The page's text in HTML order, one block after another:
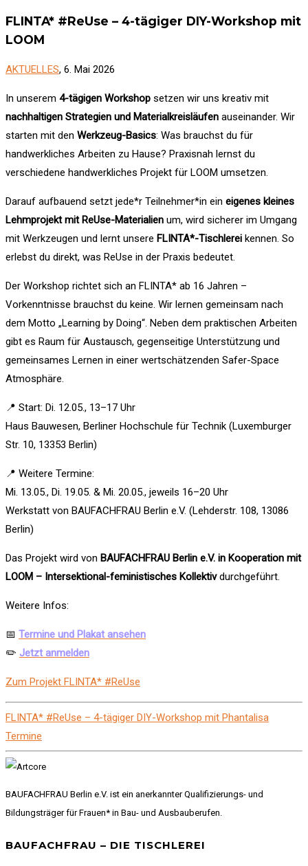
FLINTA* #ReUse – 4-tägiger DIY-Workshop mit
LOOM
AKTUELLES, 6. Mai 2026
In unserem 4-tägigen Workshop setzen wir uns kreativ mit
nachhaltigen Strategien und Materialkreisläufen auseinander. Wir
starten mit den Werkzeug-Basics: Was brauchst du für
handwerkliches Arbeiten zu Hause? Praxisnah lernst du
verschiedene handwerkliches Projekt für LOOM umsetzen.
Darauf aufbauend setzt jede*r Teilnehmer*in ein eigenes kleines
Lehmprojekt mit ReUse-Materialien um, wird sicherer im Umgang
mit Werkzeugen und lernt unsere FLINTA*-Tischlerei kennen. So
erlebst du direkt, was ReUse in der Praxis bedeutet.
Der Workshop richtet sich an FLINTA* ab 16 Jahren –
Vorkenntnisse brauchst du keine. Wir lernen gemeinsam nach
dem Motto „Learning by Doing“. Neben dem praktischen Arbeiten
gibt es Raum für Austausch, gegenseitige Unterstützung und
gemeinsames Lernen in einer wertschätzenden Safer-Space
Atmosphäre.
📍 Start: Di. 12.05., 13–17 Uhr
Haus Bauwesen, Berliner Hochschule für Technik (Luxemburger
Str. 10, 13353 Berlin)
📍 Weitere Termine:
Mi. 13.05., Di. 19.05. & Mi. 20.05., jeweils 16–20 Uhr
Werkstatt von BAUFACHFRAU Berlin e.V. (Lehderstr. 108, 13086
Berlin)
Das Projekt wird von BAUFACHFRAU Berlin e.V. in Kooperation mit
LOOM – Intersektional-feministisches Kollektivdurchgeführt.
Weitere Infos:
📅 Termine und Plakat ansehen
✏️ Jetzt anmelden
Zum Projekt FLINTA* #ReUse
FLINTA* #ReUse – 4-tägiger DIY-Workshop mit Phantalisa
Termine
BAUFACHFRAU Berlin e.V. ist ein anerkannter Qualifizierungs- und
Bildungsträger für Frauen* in Bau- und Ausbauberufen.
BAUFACHFRAU – DIE TISCHLEREI